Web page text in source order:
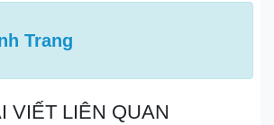
Trang
VIẾT LIÊN QUAN